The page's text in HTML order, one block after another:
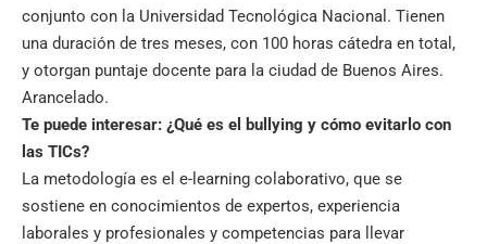
conjunto con la Universidad Tecnológica Nacional. Tienen
una duración de tres meses, con 100 horas cátedra en total,
y otorgan puntaje docente para la ciudad de Buenos Aires.
Arancelado.
Te puede interesar: ¿Qué es el bullying y cómo evitarlo con
las TICs?
La metodología es el e-learning colaborativo, que se
sostiene en conocimientos de expertos, experiencia
laborales y profesionales y competencias para llevar